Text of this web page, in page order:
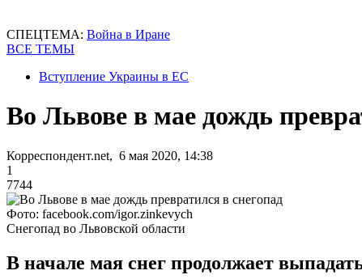
СПЕЦТЕМА: Война в Иране
ВСЕ ТЕМЫ
Вступление Украины в ЕС
Во Львове в мае дождь
Корреспондент.net, 6 мая 2020, 14:38
1
7744
Фото: facebook.com/igor.zinkevych
Снегопад во Львовской области
В начале мая снег продолжает